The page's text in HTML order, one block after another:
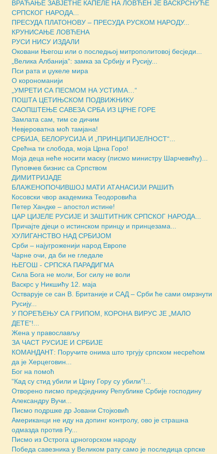
ВРАЋАЊЕ ЗАВЈЕТНЕ КАПЕЛЕ НА ЛОВЋЕН ЈЕ ВАСКРСНУЋЕ
СРПСКОГ НАРОДА...
ПРЕСУДА ПЛАТОНОВУ – ПРЕСУДА РУСКОМ НАРОДУ...
КРУНИСАЊЕ ЛОВЋЕНА
РУСИ НИСУ ИЗДАЛИ
Оковани Његош или о последњој митрополитовој бесједи...
„Велика Албанија“: замка за Србију и Русију...
Пси рата и џукеле мира
О корономанији
„УМРЕТИ СА ПЕСМОМ НА УСТИМА…“
ПОШТА ЦЕТИЊСКОМ ПОДВИЖНИКУ
САОПШТЕЊЕ САВЕЗА СРБА ИЗ ЦРНЕ ГОРЕ
Замлата сам, тим се дичим
Невјероватна моћ тамјана!
СРБИЈА, БЕЛОРУСИЈА И „ПРИНЦИПИЈЕЛНОСТ“...
Срећна ти слобода, моја Црна Горо!
Моја деца неће носити маску (писмо министру Шарчевићу)...
Пуповчев бизнис са Српством
ДИМИТРИЈАДЕ
БЛАЖЕНОПОЧИВШОЈ МАТИ АТАНАСИЈИ РАШИЋ
Косовски чвор академика Теодоровића
Петер Хандке – апостол истине!
ЦАР ЦИЈЕЛЕ РУСИЈЕ И ЗАШТИТНИК СРПСКОГ НАРОДА...
Причајте дјеци о истинском принцу и принцезама...
ХУЛИГАНСТВО НАД СРБИЈОМ
Срби – најугроженији народ Европе
Чарне очи, да би не гледале
ЊЕГОШ - СРПСКА ПАРАДИГМА
Сила Бога не моли, Бог силу не воли
Васкрс у Никшићу 12. маја
Остварује се сан В. Британије и САД – Срби ће сами омрзнути
Русију...
У ПОРЕЂЕЊУ СА ГРИПОМ, КОРОНА ВИРУС ЈЕ „МАЛО
ДЕТЕ“!...
Жена у православљу
ЗА ЧАСТ РУСИЈЕ И СРБИЈЕ
КОМАНДАНТ: Поручите онима што тргују српском несрећом
да је Херцеговин...
Бог на помоћ
“Кад су стид убили и Црну Гору су убили”!...
Отворено писмо предсjеднику Републике Србије господину
Александру Вучи...
Писмо подршке др Јовани Стојковић
Американци не иду на допинг контролу, ово је страшна
одмазда против Ру...
Писмо из Острога црногорском народу
Победа савезника у Великом рату само је последица српске